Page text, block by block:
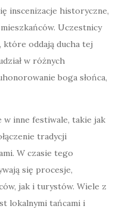
inscenizacje historyczne,
Uczestnicy
oddają ducha tej
w różnych
boga słońca,
inne festiwale, takie jak
tradycji
W czasie tego
się procesje,
jak i turystów. Wiele z
lokalnymi tańcami i